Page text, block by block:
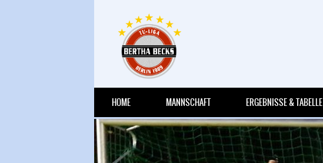
HOME MANNSCHAFT ERGEBNISSE & TABELLE